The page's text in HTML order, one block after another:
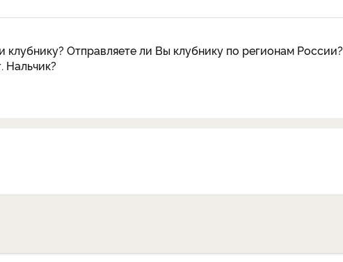
Отправляете ли Вы клубнику по регионам России?
Нальчик?